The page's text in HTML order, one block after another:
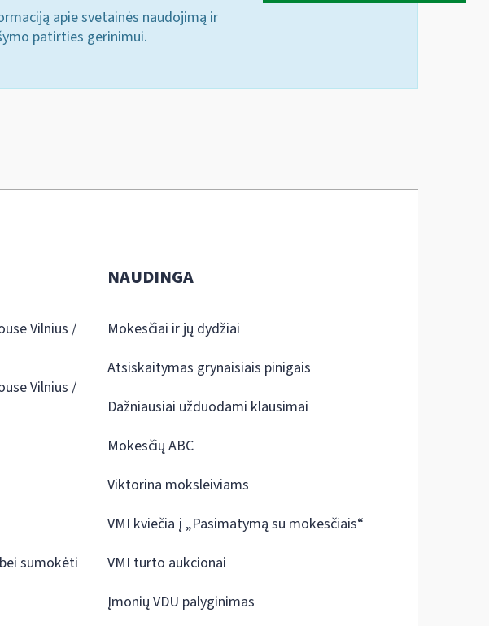
apie svetainės naudojimą ir
patirties gerinimui.
Vilnius /
Vilnius /
sumokėti
NAUDINGA
Mokesčiai ir jų dydžiai
Atsiskaitymas grynaisiais pinigais
Dažniausiai užduodami klausimai
Mokesčių ABC
Viktorina moksleiviams
VMI kviečia į „Pasimatymą su mokesčiais“
VMI turto aukcionai
Įmonių VDU palyginimas